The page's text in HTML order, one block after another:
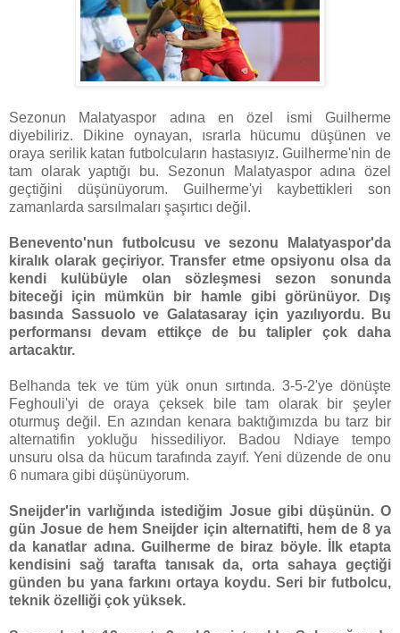
Sezonun Malatyaspor adına en özel ismi Guilherme
diyebiliriz. Dikine oynayan, ısrarla hücumu düşünen ve
oraya serilik katan futbolcuların hastasıyız. Guilherme'nin de
tam olarak yaptığı bu. Sezonun Malatyaspor adına özel
geçtiğini düşünüyorum. Guilherme'yi kaybettikleri son
zamanlarda sarsılmaları şaşırtıcı değil.
Benevento'nun futbolcusu ve sezonu Malatyaspor'da
kiralık olarak geçiriyor. Transfer etme opsiyonu olsa da
kendi kulübüyle olan sözleşmesi sezon sonunda
biteceği için mümkün bir hamle gibi görünüyor. Dış
basında Sassuolo ve Galatasaray için yazılıyordu. Bu
performansı devam ettikçe de bu talipler çok daha
artacaktır.
Belhanda tek ve tüm yük onun sırtında. 3-5-2'ye dönüşte
Feghouli'yi de oraya çeksek bile tam olarak bir şeyler
oturmuş değil. En azından kenara baktığımızda bu tarz bir
alternatifin yokluğu hissediliyor. Badou Ndiaye tempo
unsuru olsa da hücum tarafında zayıf. Yeni düzende de onu
6 numara gibi düşünüyorum.
Sneijder'in varlığında istediğim Josue gibi düşünün. O
gün Josue de hem Sneijder için alternatifti, hem de 8 ya
da kanatlar adına. Guilherme de biraz böyle. İlk etapta
kendisini sağ tarafta tanısak da, orta sahaya geçtiği
günden bu yana farkını ortaya koydu. Seri bir futbolcu,
teknik özelliği çok yüksek.